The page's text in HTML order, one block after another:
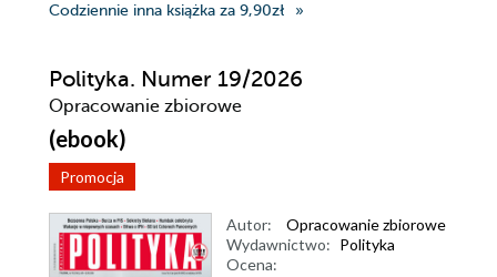
Codziennie inna książka za 9,90zł
Polityka. Numer 19/2026
Opracowanie zbiorowe
(ebook)
Promocja
Autor:
Opracowanie zbiorowe
Wydawnictwo: Polityka
Ocena: